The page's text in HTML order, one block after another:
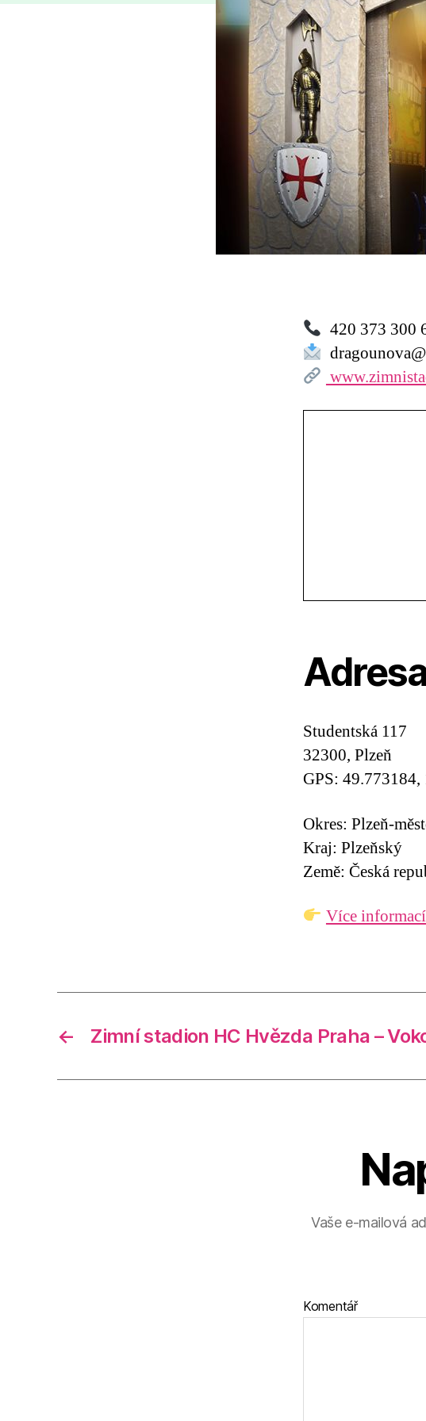
420 373 300
Studentská 117
32300, Plzeň
GPS:
Okres: Plzeň-
Kraj: Plzeňský
Země: Česká
Více
← Zimní stadion HC Hvězda Praha –
Vaše e-mailová
Komentář